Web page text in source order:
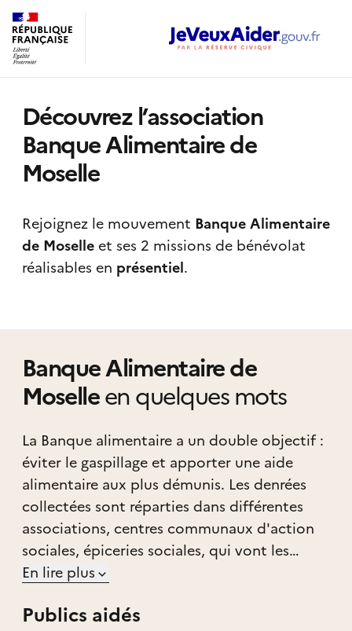
Découvrez l’association
Banque Alimentaire de
Moselle
Rejoignez le mouvement Banque Alimentaire
de Moselleet ses 2 missions de bénévolat
réalisables en présentiel.
Banque Alimentaire de
Moselleen quelques mots
La Banque alimentaire a un double objectif :
éviter le gaspillage et apporter une aide
alimentaire aux plus démunis. Les denrées
collectées sont réparties dans différentes
associations, centres communaux d'action
sociales, épiceries sociales, qui vont les
redistribuer aux plus précaires.
En lire plus
Publics aidés